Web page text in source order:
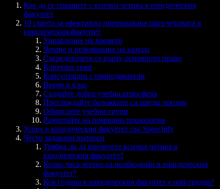
Как да се справите с всички четива в юридическия
факултет
10 съвета за ефективно преминаване през четивата в
юридическия факултет
Управление на времето
Четене и резюмиране на казуси
Съсредоточете се върху основното право
Ключови теми
Консултации с преподаватели
Време в клас
Създайте добра учебна атмосфера
Преглеждайте бележките си преди лекции
Обмислете учебни групи
Разчитайте на помощни технологии
Успех в юридическия факултет със Speechify
Често задавани въпроси
Трябва ли да прочетете всички четива в
юридическия факултет?
Колко часа четене са необходими в юридическия
факултет?
Коя година в юридическия факултет е най-трудна?